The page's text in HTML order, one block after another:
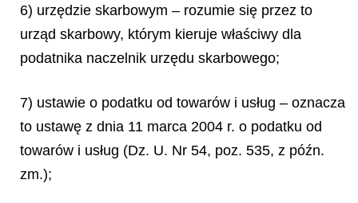
6) urzędzie skarbowym – rozumie się przez to
urząd skarbowy, którym kieruje właściwy dla
podatnika naczelnik urzędu skarbowego;
7) ustawie o podatku od towarów i usług – oznacza
to ustawę z dnia 11 marca 2004 r. o podatku od
towarów i usług (Dz. U. Nr 54, poz. 535, z późn.
zm.);